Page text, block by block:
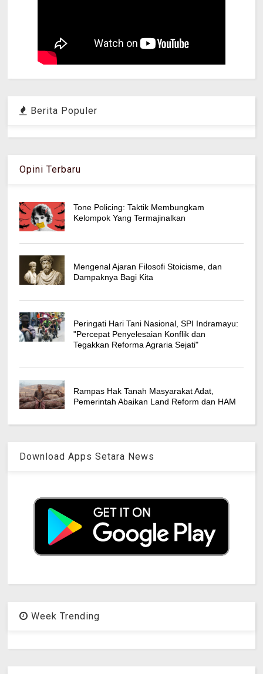
Berita Populer
Opini Terbaru
Tone Policing: Taktik Membungkam
Kelompok Yang Termajinalkan
Mengenal Ajaran Filosofi Stoicisme, dan
Dampaknya Bagi Kita
Peringati Hari Tani Nasional, SPI Indramayu:
"Percepat Penyelesaian Konflik dan
Tegakkan Reforma Agraria Sejati"
Rampas Hak Tanah Masyarakat Adat,
Pemerintah Abaikan Land Reform dan HAM
Download Apps Setara News
Week Trending